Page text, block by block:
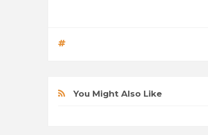
You Might Also Like